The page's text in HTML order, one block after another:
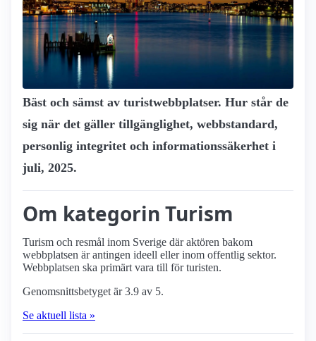
Bäst och sämst av turist­webbplatser. Hur står de
sig när det gäller tillgänglighet, webbstandard,
personlig integritet och informationssäkerhet i
juli, 2025.
Om kategorin Turism
Turism och resmål inom Sverige där aktören bakom
webbplatsen är antingen ideell eller inom offentlig sektor.
Webbplatsen ska primärt vara till för turisten.
Genomsnittsbetyget är 3.9 av 5.
Se aktuell lista »